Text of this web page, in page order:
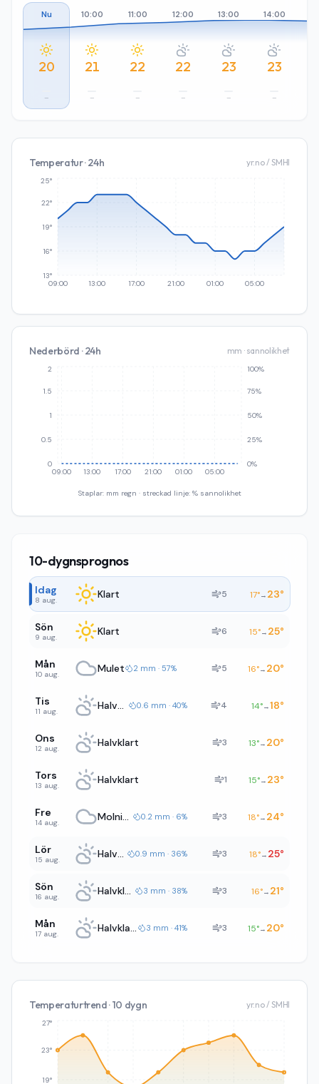
Nu
20
–
10:00
21
–
11:00
22
–
12:00
22
–
13:00
23
–
14:00
23
–
Temperatur · 24h yr.no / SMHI
09:00 13:00 17:00 21:00 01:00 05:00
13°
16°
19°
22°
25°
Nederbörd · 24h mm · sannolikhet
09:00 13:00 17:00 21:00 01:00 05:00
0
0.5
1
1.5
2
0%
25%
50%
75%
100%
Staplar: mm regn · streckad linje: % sannolikhet
10-dygnsprognos
Idag
8 aug. Klart 5 17°→ 23°
Sön
9 aug. Klart 6 15°→ 25°
Mån
10 aug. Mulet 2 mm · 57% 5 16°→ 20°
Tis
11 aug. Halvklart 0.6 mm · 40% 4 14°→18°
Ons
12 aug. Halvklart 3 13°→ 20°
Tors
13 aug. Halvklart 1 15°→ 23°
Fre
14 aug. Molnigt 0.2 mm · 6% 3 18°→ 24°
Lör
15 aug. Halvklart 0.9 mm · 36% 3 18°→ 25°
Sön
16 aug. Halvklart 3 mm · 38% 3 16°→ 21°
Mån
17 aug. Halvklart 3 mm · 41% 3 15°→ 20°
Temperaturtrend · 10 dygn yr.no / SMHI
19°
23°
27°